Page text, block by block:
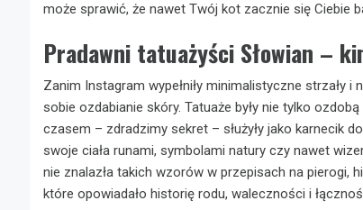
może sprawić, że nawet Twój kot zacznie się Ciebie
Pradawni tatuażyści Słowian –
Zanim Instagram wypełniły minimalistyczne strzały i
sobie ozdabianie skóry. Tatuaże były nie tylko
czasem – zdradzimy sekret – służyły jako karnecik
swoje ciała runami, symbolami natury czy nawet
nie znalazła takich wzorów w przepisach na pierogi,
które opowiadało historię rodu, waleczności i